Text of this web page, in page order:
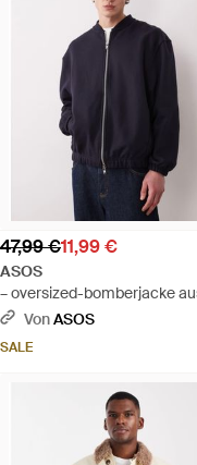
47,99 €11,99 €
ASOS
– oversized-bomberjacke
schwerem jersey - Blau
VonASOS
SALE